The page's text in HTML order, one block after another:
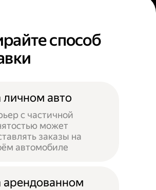
способ
личном авто
с частичной
может
заказы на
автомобиле
арендованном